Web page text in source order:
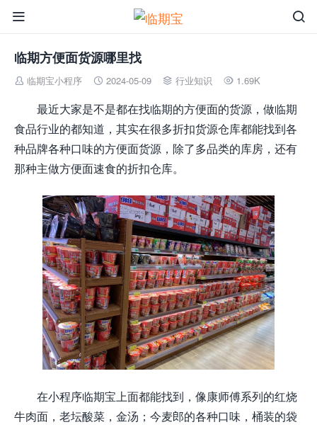


临期方便面货源哪里找
 临期宝小程序  2024-05-09  行业知识  1.69K
最近大家是不是都在找临期的方便面的货源，做临期
食品行业的都知道，其实在很多折扣货源仓库都能找到各
种品牌各种口味的方便面货源，除了多品类的库房，还有
那种主做方便面速食的折扣仓库。
在小程序临期宝上面都能找到，像康师傅系列的红烧
牛肉面，老坛酸菜，金汤；今麦郎的各种口味，桶装的袋